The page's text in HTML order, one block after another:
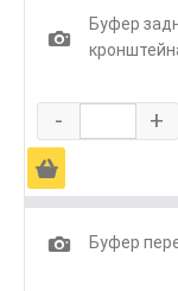
1
Буфер
- +
Ä
1
Буфер